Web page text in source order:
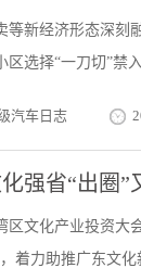
等新经济形态深刻
区选择“一刀切”禁
汽车日志
强省“出圈”
区文化产业投资大
着力助推广东文